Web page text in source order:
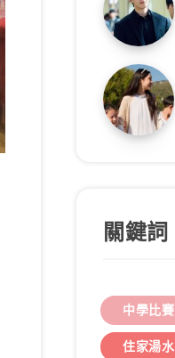
關鍵詞
中學比賽
住家湯水